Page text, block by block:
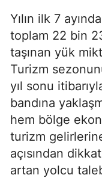
Yılın ilk 7
toplam 22 bin
taşınan yük
Turizm
yıl sonu
bandına
hem bölge
turizm
açısından
artan yolcu